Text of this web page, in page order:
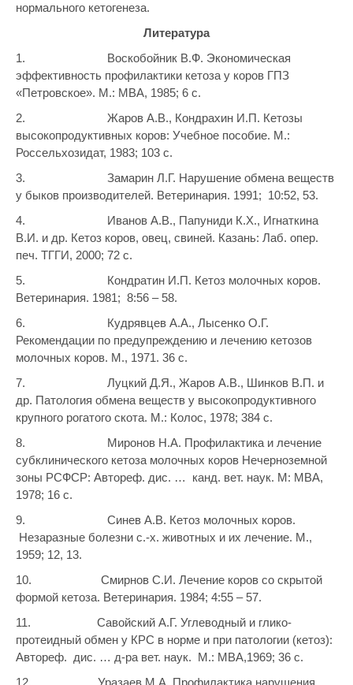
нормального кетогенеза.
Литература
1. Воскобойник В.Ф. Экономическая
эффективность профилактики кетоза у коров ГПЗ
«Петровское». М.: МВА, 1985; 6 с.
2. Жаров А.В., Кондрахин И.П. Кетозы
высокопродуктивных коров: Учебное пособие. М.:
Россельхозидат, 1983; 103 с.
3. Замарин Л.Г. Нарушение обмена веществ
у быков производителей. Ветеринария. 1991; 10:52, 53.
4. Иванов А.В., Папуниди К.Х., Игнаткина
В.И. и др. Кетоз коров, овец, свиней. Казань: Лаб. опер.
печ. ТГГИ, 2000; 72 с.
5. Кондратин И.П. Кетоз молочных коров.
Ветеринария. 1981; 8:56 – 58.
6. Кудрявцев А.А., Лысенко О.Г.
Рекомендации по предупреждению и лечению кетозов
молочных коров. М., 1971. 36 с.
7. Луцкий Д.Я., Жаров А.В., Шинков В.П. и
др. Патология обмена веществ у высокопродуктивного
крупного рогатого скота. М.: Колос, 1978; 384 с.
8. Миронов Н.А. Профилактика и лечение
субклинического кетоза молочных коров Нечерноземной
зоны РСФСР: Автореф. дис. … канд. вет. наук. М: МВА,
1978; 16 с.
9. Синев А.В. Кетоз молочных коров.
Незаразные болезни с.-х. животных и их лечение. М.,
1959; 12, 13.
10. Смирнов С.И. Лечение коров со скрытой
формой кетоза. Ветеринария. 1984; 4:55 – 57.
11. Савойский А.Г. Углеводный и глико-
протеидный обмен у КРС в норме и при патологии (кетоз):
Автореф. дис. … д-ра вет. наук. М.: МВА,1969; 36 с.
12. Уразаев М.А. Профилактика нарушения